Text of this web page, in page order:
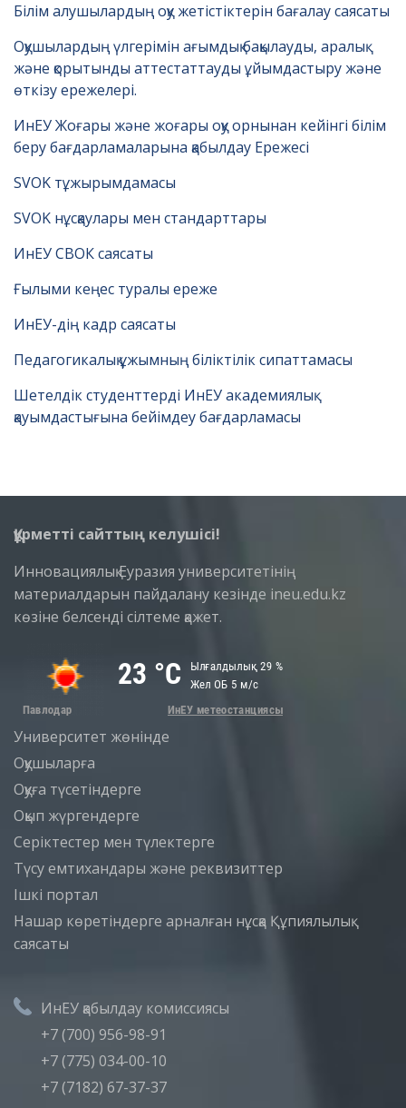
Білім алушылардың оқу жетістіктерін бағалау саясаты
Оқушылардың үлгерімін ағымдық бақылауды, аралық
және қорытынды аттестаттауды ұйымдастыру және
өткізу ережелері.
ИнЕУ Жоғары және жоғары оқу орнынан кейінгі білім
беру бағдарламаларына қабылдау Ережесі
SVOK тұжырымдамасы
SVOK нұсқаулары мен стандарттары
ИнЕУ СВОК саясаты
Ғылыми кеңес туралы ереже
ИнЕУ-дің кадр саясаты
Педагогикалық ұжымның біліктілік сипаттамасы
Шетелдік студенттерді ИнЕУ академиялық
қауымдастығына бейімдеу бағдарламасы
Құрметті сайттың келушісі!
Инновациялық Еуразия университетінің
материалдарын пайдалану кезінде ineu.edu.kz
көзіне белсенді сілтеме қажет.
Университет жөнінде
Оқушыларға
Оқуға түсетіндерге
Оқып жүргендерге
Серіктестер мен түлектерге
Түсу емтихандары және реквизиттер
Iшкi портал
Нашар көретіндерге арналған нұсқа Құпиялылық
саясаты
ИнЕУ қабылдау комиссиясы
+7 (700) 956-98-91
+7 (775) 034-00-10
+7 (7182) 67-37-37